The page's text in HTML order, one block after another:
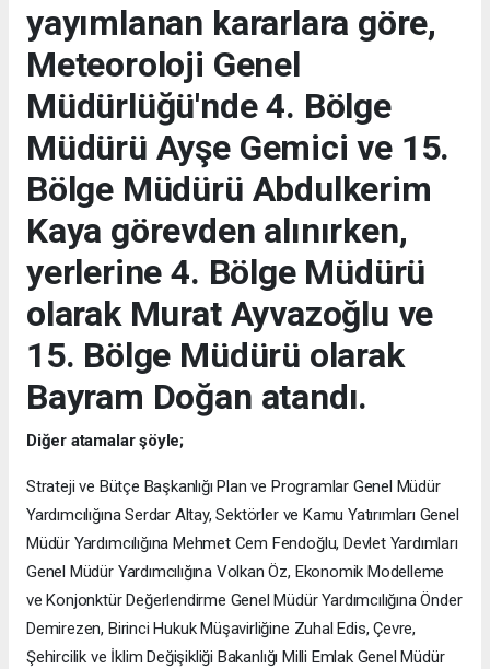
yayımlanan kararlara göre,
Meteoroloji Genel
Müdürlüğü'nde 4. Bölge
Müdürü Ayşe Gemici ve 15.
Bölge Müdürü Abdulkerim
Kaya görevden alınırken,
yerlerine 4. Bölge Müdürü
olarak Murat Ayvazoğlu ve
15. Bölge Müdürü olarak
Bayram Doğan atandı.
Diğer atamalar şöyle;
Strateji ve Bütçe Başkanlığı Plan ve Programlar Genel Müdür
Yardımcılığına Serdar Altay, Sektörler ve Kamu Yatırımları Genel
Müdür Yardımcılığına Mehmet Cem Fendoğlu, Devlet Yardımları
Genel Müdür Yardımcılığına Volkan Öz, Ekonomik Modelleme
ve Konjonktür Değerlendirme Genel Müdür Yardımcılığına Önder
Demirezen, Birinci Hukuk Müşavirliğine Zuhal Edis, Çevre,
Şehircilik ve İklim Değişikliği Bakanlığı Milli Emlak Genel Müdür